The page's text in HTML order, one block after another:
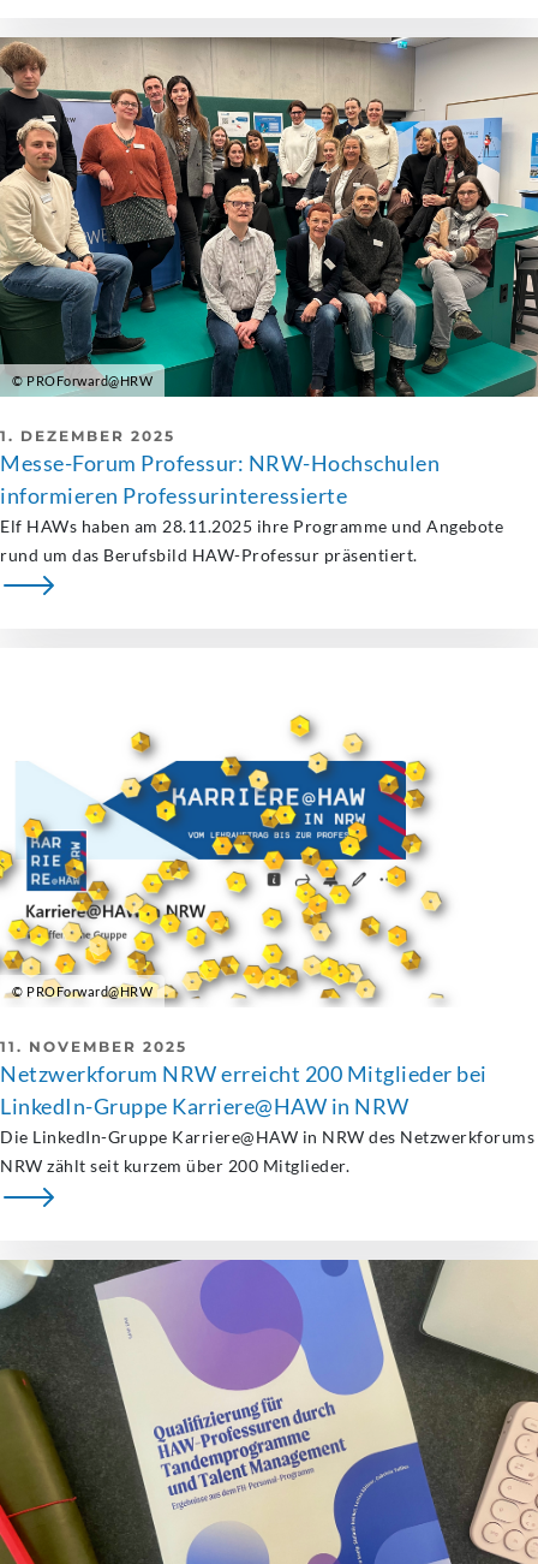
© PROForward@HRW
1. DEZEMBER 2025
Messe-Forum Professur: NRW-Hochschulen
informieren Professurinteressierte
Elf HAWs haben am 28.11.2025 ihre Programme und Angebote
rund um das Berufsbild HAW-Professur präsentiert.
© PROForward@HRW
11. NOVEMBER 2025
Netzwerkforum NRW erreicht 200 Mitglieder bei
LinkedIn-Gruppe Karriere@HAW in NRW
Die LinkedIn-Gruppe Karriere@HAW in NRW des Netzwerkforums
NRW zählt seit kurzem über 200 Mitglieder.